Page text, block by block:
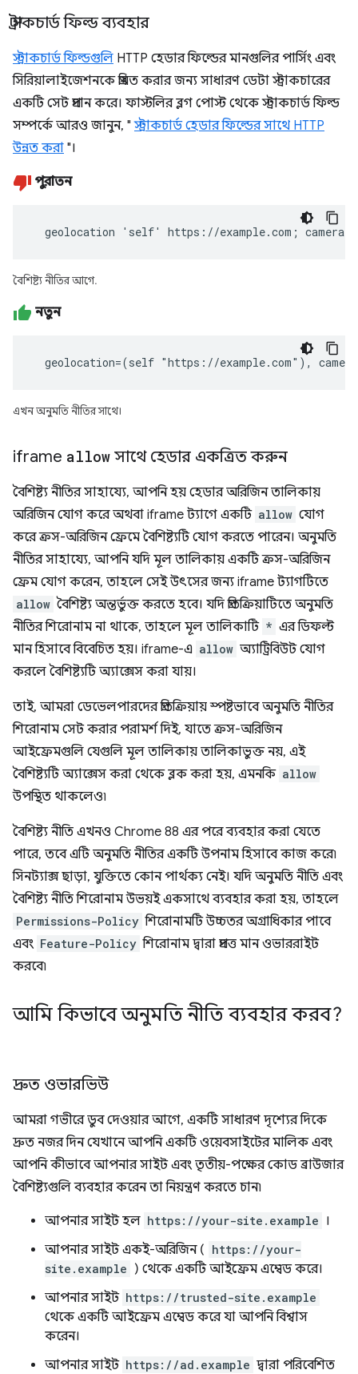
স্ট্রাকচার্ড ফিল্ড ব্যবহার
স্ট্রাকচার্ড ফিল্ডগুলি HTTP হেডার ফিল্ডের মানগুলির পার্সিং এবং
সিরিয়ালাইজেশনকে প্রমিত করার জন্য সাধারণ ডেটা স্ট্রাকচারের
একটি সেট প্রদান করে। ফাস্টলির ব্লগ পোস্ট থেকে স্ট্রাকচার্ড ফিল্ড
সম্পর্কে আরও জানুন, "স্ট্রাকচার্ড হেডার ফিল্ডের সাথে HTTP
উন্নত করা "।
পুরাতন
geolocation 'self' https://example.com; camera
বৈশিষ্ট্য নীতির আগে.
নতুন
geolocation=(self "https://example.com"),
এখন অনুমতি নীতির সাথে।
iframe allow সাথে হেডার একত্রিত করুন
বৈশিষ্ট্য নীতির সাহায্যে, আপনি হয় হেডার অরিজিন তালিকায়
অরিজিন যোগ করে অথবা iframe ট্যাগে একটি allow যোগ
করে ক্রস-অরিজিন ফ্রেমে বৈশিষ্ট্যটি যোগ করতে পারেন। অনুমতি
নীতির সাহায্যে, আপনি যদি মূল তালিকায় একটি ক্রস-অরিজিন
ফ্রেম যোগ করেন, তাহলে সেই উৎসের জন্য iframe ট্যাগটিতে
allow বৈশিষ্ট্য অন্তর্ভুক্ত করতে হবে। যদি প্রতিক্রিয়াটিতে অনুমতি
নীতির শিরোনাম না থাকে, তাহলে মূল তালিকাটি * এর ডিফল্ট
মান হিসাবে বিবেচিত হয়। iframe-এ allow অ্যাট্রিবিউট যোগ
করলে বৈশিষ্ট্যটি অ্যাক্সেস করা যায়।
তাই, আমরা ডেভেলপারদের প্রতিক্রিয়ায় স্পষ্টভাবে অনুমতি নীতির
শিরোনাম সেট করার পরামর্শ দিই, যাতে ক্রস-অরিজিন
আইফ্রেমগুলি যেগুলি মূল তালিকায় তালিকাভুক্ত নয়, এই
বৈশিষ্ট্যটি অ্যাক্সেস করা থেকে ব্লক করা হয়, এমনকি allow
উপস্থিত থাকলেও৷
বৈশিষ্ট্য নীতি এখনও Chrome 88 এর পরে ব্যবহার করা যেতে
পারে, তবে এটি অনুমতি নীতির একটি উপনাম হিসাবে কাজ করে৷
সিনট্যাক্স ছাড়া, যুক্তিতে কোন পার্থক্য নেই। যদি অনুমতি নীতি এবং
বৈশিষ্ট্য নীতি শিরোনাম উভয়ই একসাথে ব্যবহার করা হয়, তাহলে
Permissions-Policy শিরোনামটি উচ্চতর অগ্রাধিকার পাবে
এবং Feature-Policy শিরোনাম দ্বারা প্রদত্ত মান ওভাররাইট
করবে৷
আমি কিভাবে অনুমতি নীতি ব্যবহার করব?
দ্রুত ওভারভিউ
আমরা গভীরে ডুব দেওয়ার আগে, একটি সাধারণ দৃশ্যের দিকে
দ্রুত নজর দিন যেখানে আপনি একটি ওয়েবসাইটের মালিক এবং
আপনি কীভাবে আপনার সাইট এবং তৃতীয়-পক্ষের কোড ব্রাউজার
বৈশিষ্ট্যগুলি ব্যবহার করেন তা নিয়ন্ত্রণ করতে চান৷
আপনার সাইট হল https://your-site.example ।
আপনার সাইট একই-অরিজিন ( https://your-
site.example ) থেকে একটি আইফ্রেম এম্বেড করে।
আপনার সাইট https://trusted-site.example
থেকে একটি আইফ্রেম এম্বেড করে যা আপনি বিশ্বাস
করেন।
আপনার সাইট https://ad.example দ্বারা পরিবেশিত